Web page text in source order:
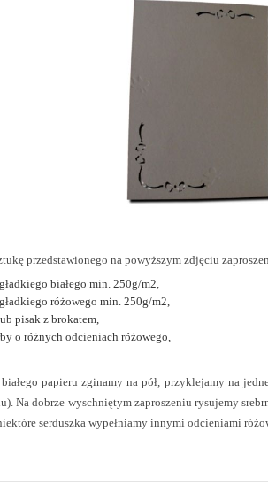
przedstawionego na powyższym zdjęciu
białego min. 250g/m2,
różowego min. 250g/m2,
pisak z brokatem,
o różnych odcieniach różowego,
papieru zginamy na pół, przyklejamy na
Na dobrze wyschniętym zaproszeniu rysujemy
serduszka wypełniamy innymi odcieniami